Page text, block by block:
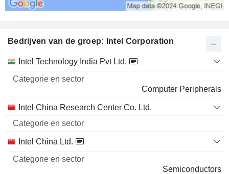
Bedrijven van de groep: Intel Corporation
Categorie
Intel Technology India Pvt Ltd.
Computer Peripherals
Intel China Research Center Co. Ltd.
Intel China Ltd.
Semiconductors